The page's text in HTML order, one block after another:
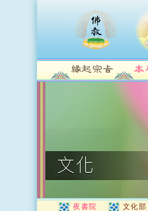
夜書院 文化部